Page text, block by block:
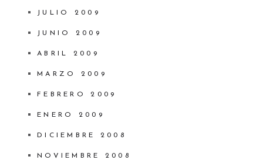
JULIO 2009
JUNIO 2009
ABRIL 2009
MARZO 2009
FEBRERO 2009
ENERO 2009
DICIEMBRE 2008
NOVIEMBRE 2008